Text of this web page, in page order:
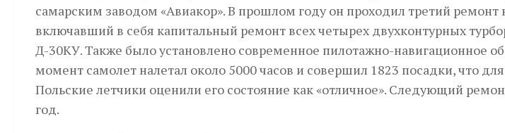
самарским заводом «Авиакор». В прошлом году он проходил третий ремонт
включавший в себя капитальный ремонт всех четырех двухконтурных
Д-30КУ. Также было установлено современное пилотажно-навигационное
момент самолет налетал около 5000 часов и совершил 1823 посадки, что
Польские летчики оценили его состояние как «отличное». Следующий
год.